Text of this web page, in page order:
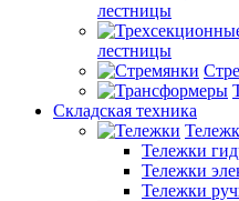
лестницы
лестницы
Складская техника
Тележки
Тележки
Тележки